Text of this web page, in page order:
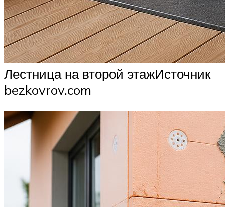
Лестница на второй этажИсточник
bezkovrov.com